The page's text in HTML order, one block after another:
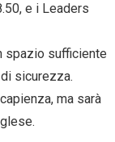
e i Leaders
spazio sufficiente
sicurezza.
ma sarà